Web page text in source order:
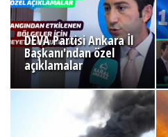
DEVA Partisi Ankara İl
Başkanı'ndan özel
açıklamalar